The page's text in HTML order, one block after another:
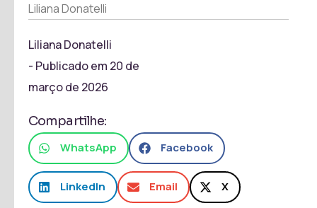
Liliana Donatelli
Liliana Donatelli
- Publicado em 20 de
março de 2026
Compartilhe:
WhatsApp Facebook
LinkedIn Email X